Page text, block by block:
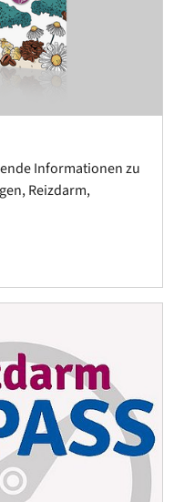
Informationen zu
Reizdarm,